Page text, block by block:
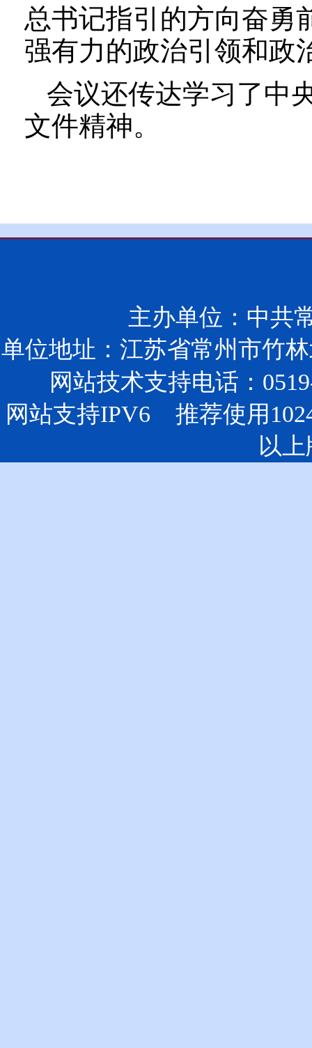
总书记指引的方向奋勇
强有力的政治引领和政
会议还传达学习了中
文件精神。
主办单位：中共
单位地址：江苏省常州市竹
网站技术支持电话：
网站支持IPV6 推荐使用
以